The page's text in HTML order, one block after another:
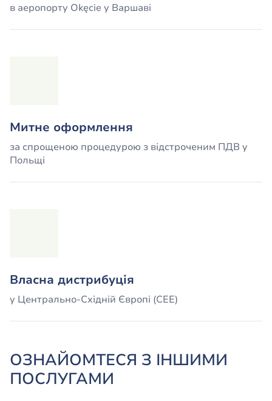
в аеропорту Okęcie у Варшаві
Митне оформлення
за спрощеною процедурою з відстроченим ПДВ y
Польщі
Власна дистрибуція
у Центрально-Східній Європі (CEE)
ОЗНАЙОМТЕСЯ З ІНШИМИ
ПОСЛУГАМИ